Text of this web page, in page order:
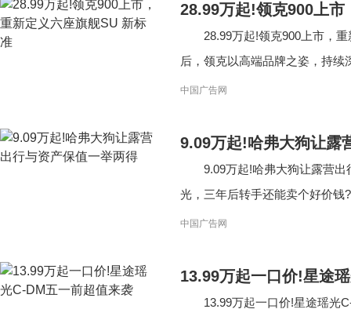
28.99万起!领克900上市
28.99万起!领克900上市，
后，领克以高端品牌之姿，持续
中国广告网
9.09万起!哈弗大狗让露
9.09万起!哈弗大狗让露营
光，三年后转手还能卖个好价钱
中国广告网
13.99万起一口价!星途
13.99万起一口价!星途瑶光